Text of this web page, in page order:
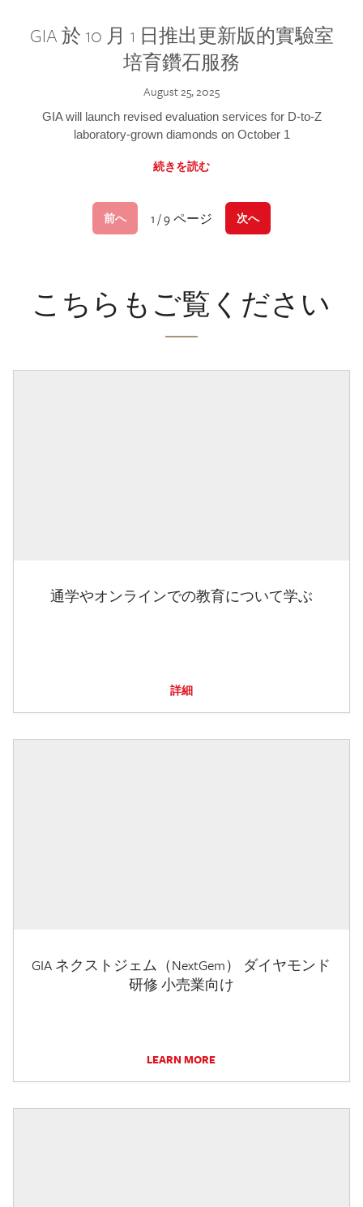
GIA 於 10 月 1 日推出更新版的實驗室
培育鑽石服務
August 25, 2025
GIA will launch revised evaluation services for D-to-Z
laboratory-grown diamonds on October 1
続きを読む
前へ 1 / 9 ページ 次へ
こちらもご覧ください
通学やオンラインでの教育について学ぶ
詳細
GIA ネクストジェム（NextGem） ダイヤモンド
研修 小売業向け
LEARN MORE